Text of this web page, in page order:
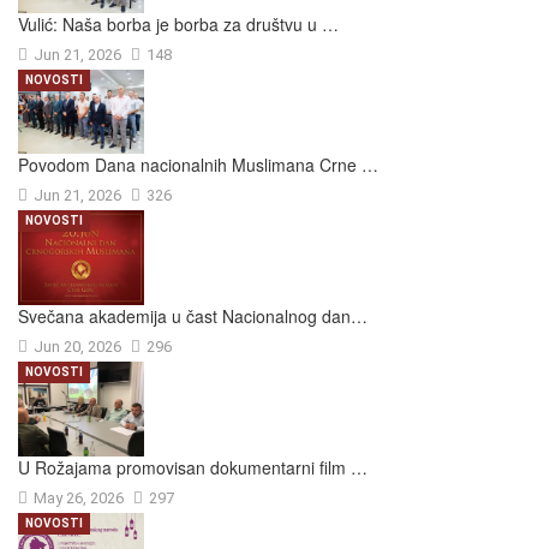
Vulić: Naša borba je borba za društvu u …
Jun 21, 2026 148
Povodom Dana nacionalnih Muslimana Crne …
Jun 21, 2026 326
NOVOSTI
Svečana akademija u čast Nacionalnog dan…
Jun 20, 2026 296
NOVOSTI
U Rožajama promovisan dokumentarni film …
May 26, 2026 297
NOVOSTI
NOVOSTI